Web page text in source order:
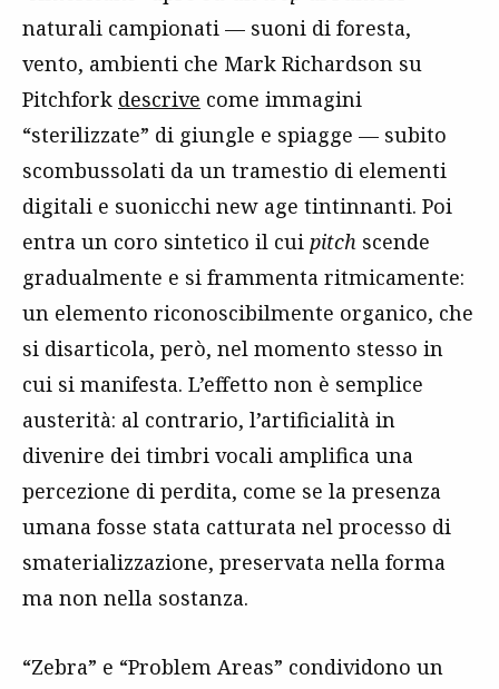
naturali campionati — suoni di foresta,
vento, ambienti che Mark Richardson su
Pitchfork descrive come immagini
“sterilizzate” di giungle e spiagge — subito
scombussolati da un tramestio di elementi
digitali e suonicchi new age tintinnanti. Poi
entra un coro sintetico il cui pitch scende
gradualmente e si frammenta ritmicamente:
un elemento riconoscibilmente organico, che
si disarticola, però, nel momento stesso in
cui si manifesta. L’effetto non è semplice
austerità: al contrario, l’artificialità in
divenire dei timbri vocali amplifica una
percezione di perdita, come se la presenza
umana fosse stata catturata nel processo di
smaterializzazione, preservata nella forma
ma non nella sostanza.
“Zebra” e “Problem Areas” condividono un